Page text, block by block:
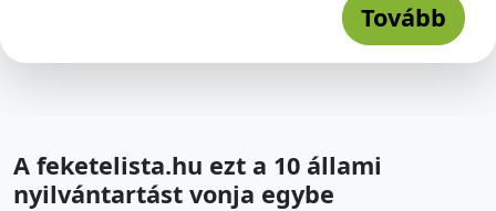
Tovább
A feketelista.hu ezt a 10 állami
nyilvántartást vonja egybe